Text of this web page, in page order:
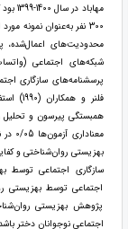
300 نفر به‌عنوان نمونه
محدودیت‌های اعمال‌شده،
شبکه‌های اجتماعی
فلنر
اجتماعی توسط بهزیستی
پژوهش بهزیستی
اجتماعی نوجوانان دختر